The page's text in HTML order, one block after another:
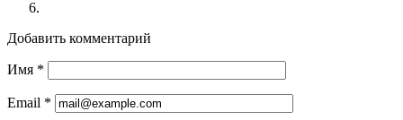
Добавить комментарий
Имя *
Email *